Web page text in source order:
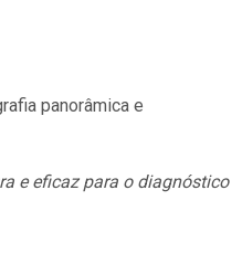
panorâmica e
e eficaz para o diagnóstico